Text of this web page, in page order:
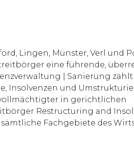
Lingen, Münster, Verl und
eine führende,
| Sanierung zählt
Insolvenzen und
in gerichtlichen
Restructuring and
Fachgebiete des